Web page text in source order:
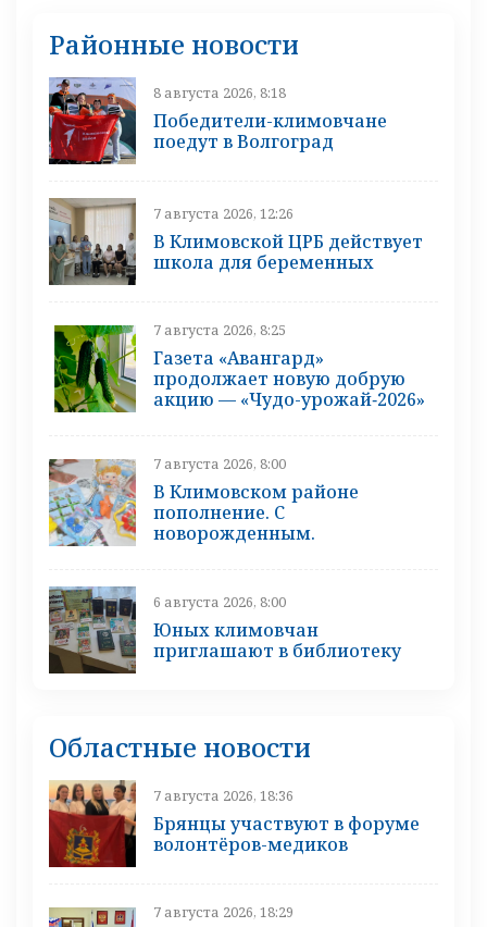
Районные новости
8 августа 2026, 8:18
Победители-климовчане
поедут в Волгоград
7 августа 2026, 12:26
В Климовской ЦРБ действует
школа для беременных
7 августа 2026, 8:25
Газета «Авангард»
продолжает новую добрую
акцию — «Чудо-урожай‑2026»
7 августа 2026, 8:00
В Климовском районе
пополнение. С
новорожденным.
6 августа 2026, 8:00
Юных климовчан
приглашают в библиотеку
Областные новости
7 августа 2026, 18:36
Брянцы участвуют в форуме
волонтёров-медиков
7 августа 2026, 18:29